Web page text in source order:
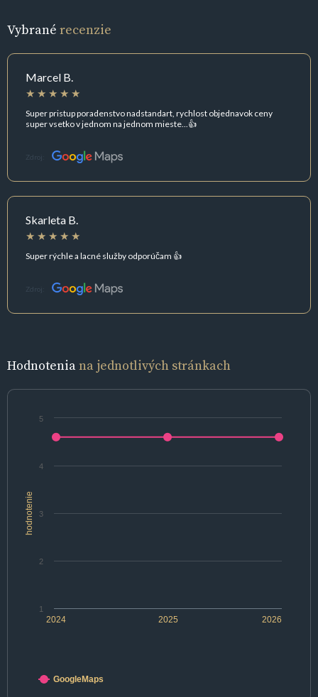
Vybrané recenzie
Marcel B.
Super pristup poradenstvo nadstandart, rychlost objednavok ceny
super vsetko v jednom na jednom mieste...👍
Zdroj:
Skarleta B.
Super rýchle a lacné služby odporúčam 👍
Zdroj:
Hodnoteniana jednotlivých stránkach
hodnotenie
2024 2025 2026
1
2
3
4
5
GoogleMaps